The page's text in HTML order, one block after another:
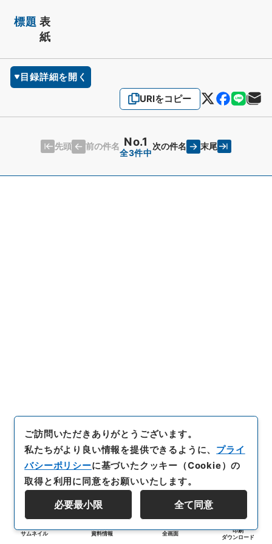
標題 表
紙
目録詳細を開く
URIをコピー
先頭 前の件名 No.1
全3件中
次の件名 末尾
サムネイル 資料情報 全画面
印刷
ダウンロード
ご訪問いただきありがとうございます。
私たちがより良い情報を提供できるように、 プライ
バシーポリシーに基づいたクッキー（Cookie）の
取得と利用に同意をお願いいたします。
必要最小限 全て同意